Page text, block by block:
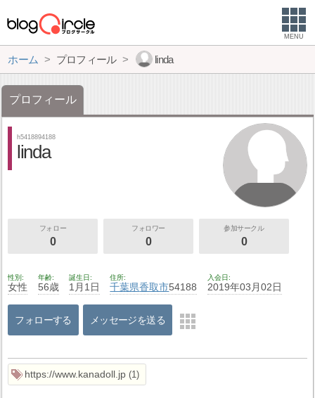
MENU
ホーム プロフィール linda
プロフィール
h5418894188
linda
フォロー
0
フォロワー
0
参加サークル
0
性別
女性
年齢
56歳
誕生日
1月1日
住所
千葉県香取市54188
入会日
2019年03月02日
フォローする メッセージを送る
https://www.kanadoll.jp 1